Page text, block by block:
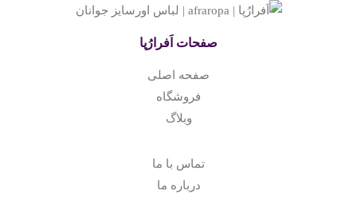
صفحات اَفرارُپا
صفحه اصلی
فروشگاه
وبلاگ
تماس با ما
درباره ما